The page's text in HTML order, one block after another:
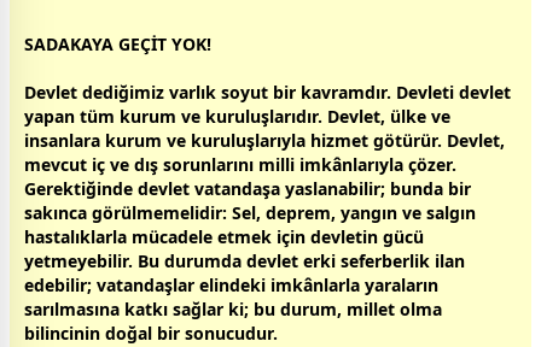
SADAKAYA GEÇİT YOK!
Devlet dediğimiz varlık soyut bir kavramdır. Devleti devlet
yapan tüm kurum ve kuruluşlarıdır. Devlet, ülke ve
insanlara kurum ve kuruluşlarıyla hizmet götürür. Devlet,
mevcut iç ve dış sorunlarını milli imkânlarıyla çözer.
Gerektiğinde devlet vatandaşa yaslanabilir; bunda bir
sakınca görülmemelidir: Sel, deprem, yangın ve salgın
hastalıklarla mücadele etmek için devletin gücü
yetmeyebilir. Bu durumda devlet erki seferberlik ilan
edebilir; vatandaşlar elindeki imkânlarla yaraların
sarılmasına katkı sağlar ki; bu durum, millet olma
bilincinin doğal bir sonucudur.